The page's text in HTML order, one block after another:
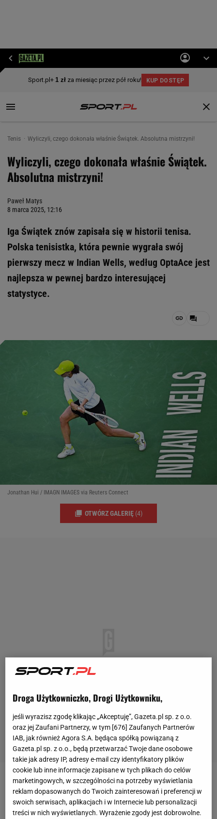
Tenis Wyliczyli, czego dokonała właśnie Świątek. Absolutna mistrzyni!
Wyliczyli, czego dokonała właśnie Świątek.
Absolutna mistrzyni!
Paweł Matys
8 marca 2025, 12:16
Iga Świątek znów zapisała się w historii tenisa.
Polska tenisistka, która pewnie wygrała swój
pierwszy mecz w Indian Wells, według OptaAce jest
najlepsza w pewnej bardzo interesującej
statystyce.
Jonathan Hui / IMAGN IMAGES via Reuters Connect
OTWÓRZ GALERIĘ (4)
Iga Świątek z impetem rozpoczęła bardzo
prestiżowy turniejWTA1000 na kortach twardych w
Indian Wells. Wiceliderka światowego rankingu nie
Droga Użytkowniczko, Drogi Użytkowniku,
jeśli wyrazisz zgodę klikając „Akceptuję”, Gazeta.pl sp. z o.o.
oraz jej Zaufani Partnerzy, w tym [676] Zaufanych Partnerów
IAB, jak również Agora S.A. będąca spółką powiązaną z
Gazeta.pl sp. z o.o., będą przetwarzać Twoje dane osobowe
takie jak adresy IP, adresy e-mail czy identyfikatory plików
cookie lub inne informacje zapisane w tych plikach do celów
marketingowych, w szczególności na potrzeby wyświetlania
reklam dopasowanych do Twoich zainteresowań i preferencji w
swoich serwisach, aplikacjach i w Internecie lub personalizacji
treści w nich wyświetlanych. Wyrażenie zgody jest dobrowolne.